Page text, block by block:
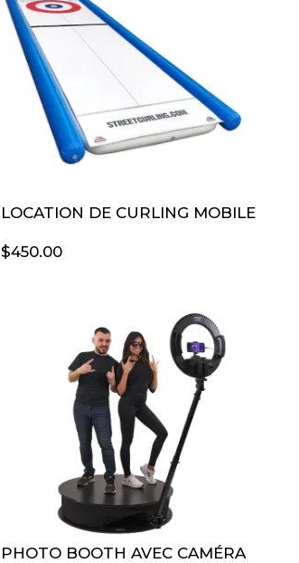
LOCATION DE CURLING MOBILE
$450.00
PHOTO BOOTH AVEC CAMÉRA